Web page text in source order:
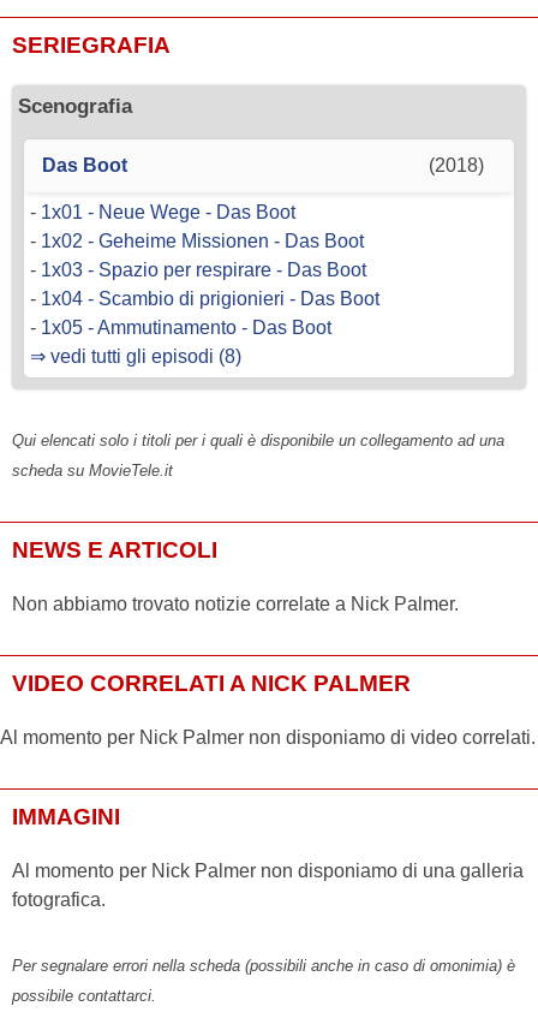
SERIEGRAFIA
Scenografia
Das Boot (2018)
- 1x01 - Neue Wege - Das Boot
- 1x02 - Geheime Missionen - Das Boot
- 1x03 - Spazio per respirare - Das Boot
- 1x04 - Scambio di prigionieri - Das Boot
- 1x05 - Ammutinamento - Das Boot
⇒ vedi tutti gli episodi (8)
Qui elencati solo i titoli per i quali è disponibile un collegamento ad una
scheda su MovieTele.it
NEWS E ARTICOLI
Non abbiamo trovato notizie correlate a Nick Palmer.
VIDEO CORRELATI A NICK PALMER
Al momento per Nick Palmer non disponiamo di video correlati.
IMMAGINI
Al momento per Nick Palmer non disponiamo di una galleria
fotografica.
Per segnalare errori nella scheda (possibili anche in caso di omonimia) è
possibile contattarci.